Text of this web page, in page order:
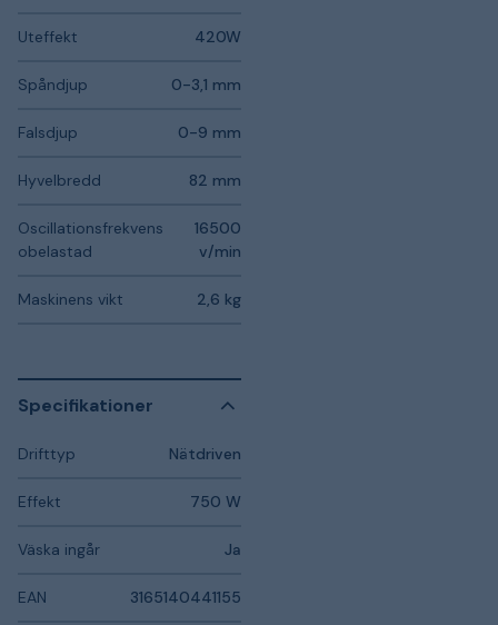
Uteffekt 420W
Spåndjup 0-3,1 mm
Falsdjup 0-9 mm
Hyvelbredd 82 mm
Oscillationsfrekvens
obelastad
16500
v/min
Maskinens vikt 2,6 kg
Specifikationer
Drifttyp Nätdriven
Effekt 750 W
Väska ingår Ja
EAN 3165140441155